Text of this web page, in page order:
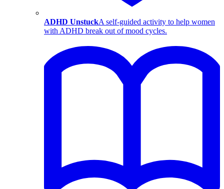
ADHD UnstuckA self-guided activity to help women
with ADHD break out of mood cycles.